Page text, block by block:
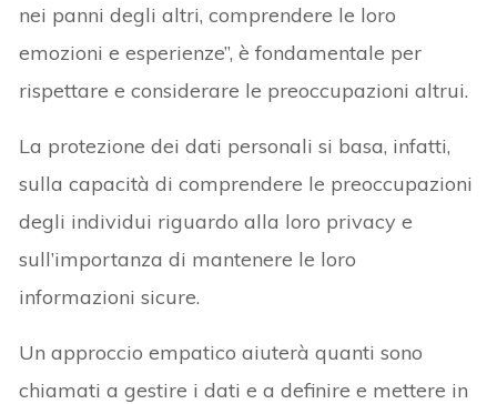
nei panni degli altri, comprendere le loro
emozioni e esperienze”, è fondamentale per
rispettare e considerare le preoccupazioni altrui.
La protezione dei dati personali si basa, infatti,
sulla capacità di comprendere le preoccupazioni
degli individui riguardo alla loro privacy e
sull’importanza di mantenere le loro
informazioni sicure.
Un approccio empatico aiuterà quanti sono
chiamati a gestire i dati e a definire e mettere in